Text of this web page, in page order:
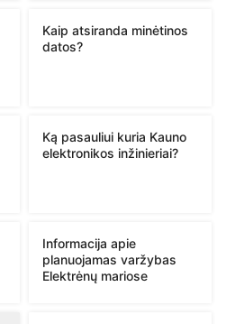
Kaip atsiranda minėtinos
datos?
Ką pasauliui kuria Kauno
elektronikos inžinieriai?
Informacija apie
planuojamas varžybas
Elektrėnų mariose